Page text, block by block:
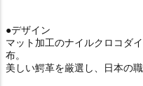
●デザイン
マット加工のナイルクロコダ
布。
美しい鰐革を厳選し、日本の